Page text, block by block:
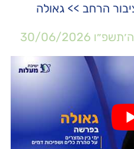
הרחב >> גאולה
30/06/2026